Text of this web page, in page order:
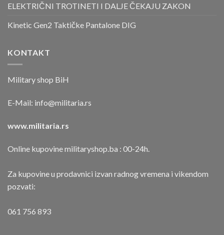
ELEKTRIČNI TROTINETI I DALJE ČEKAJU ZAKON
Kinetic Gen2 Taktičke Pantalone DIG
KONTAKT
Military shop BiH
E-Mail: info@militaria.rs
www.militaria.rs
Online kupovine militaryshop.ba : 00-24h.
Za kupovine u prodavnici izvan radnog vremena i vikendom
pozvati:
061 756 893